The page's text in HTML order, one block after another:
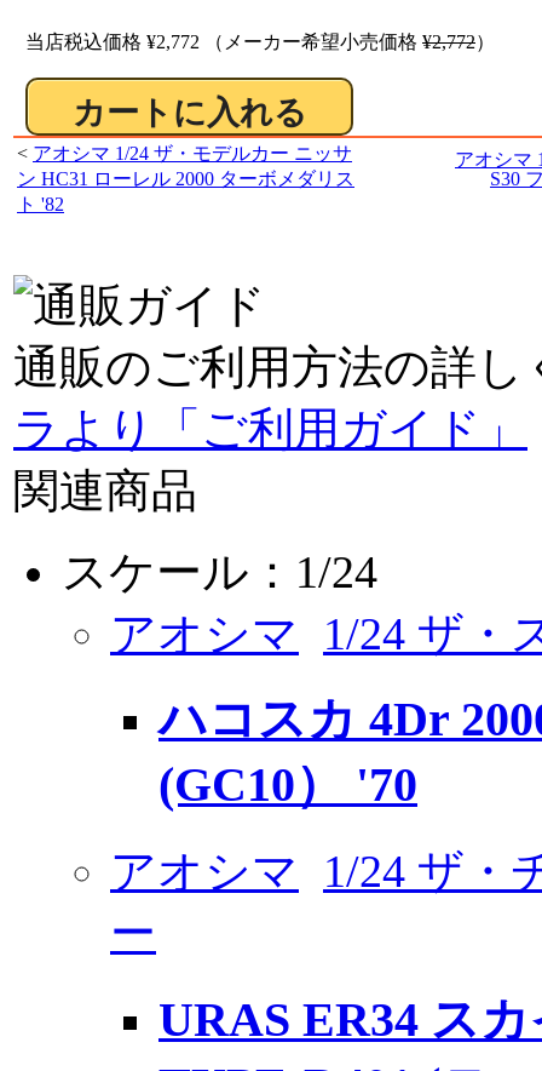
当店税込価格 ¥2,772 （メーカー希望小売価格 ¥2,772）
< アオシマ 1/24 ザ・モデルカー ニッサ
ン HC31 ローレル 2000 ターボメダリス
ト '82
アオシマ
S30
通販のご利用方法の詳し
ラより「ご利用ガイド」
関連商品
スケール：1/24
アオシマ
1/24 ザ・
ハコスカ 4Dr
(GC10） '70
アオシマ
1/24 ザ・
ー
URAS ER34 ス